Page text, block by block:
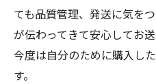
ても品質管理、発送に気を
が伝わってきて安心してお送
今度は自分のために購入し
す。